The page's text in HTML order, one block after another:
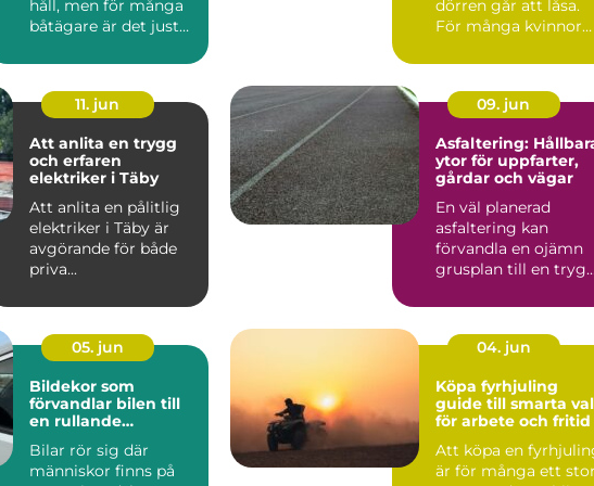
håll, men för många
båtägare är det just
dörren går att låsa.
För många kvinnor
11. jun
Att anlita en trygg
och erfaren
elektriker i Täby
Att anlita en pålitlig
elektriker i Täby är
avgörande för både
priva...
09. jun
Asfaltering:
ytor för uppfarter,
gårdar och vägar
En väl planerad
asfaltering kan
förvandla en ojämn
grusplan till en trygg,
05. jun
Bildekor som
förvandlar bilen till
en rullande
Bilar rör sig där
människor finns på
04. jun
Köpa fyrhjuling
guide till smarta val
för arbete och fritid
Att köpa en
är för många ett